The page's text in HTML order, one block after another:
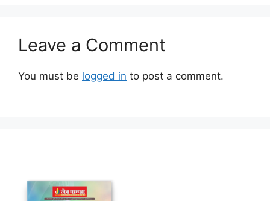
Leave a Comment
You must be logged in to post a comment.